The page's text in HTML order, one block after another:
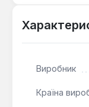
матеріалів
колесо
Виробник
Країна